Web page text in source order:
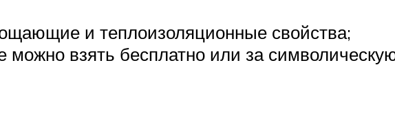
и теплоизоляционные свойства;
можно взять бесплатно или за